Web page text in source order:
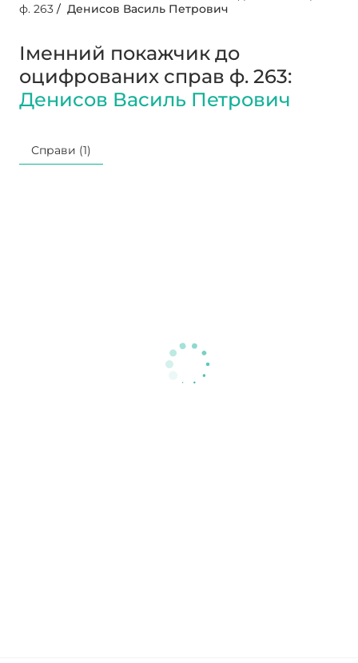
ф. 263 / Денисов Василь Петрович
Іменний покажчик до
оцифрованих справ ф. 263:
Денисов Василь Петрович
Справи (1)